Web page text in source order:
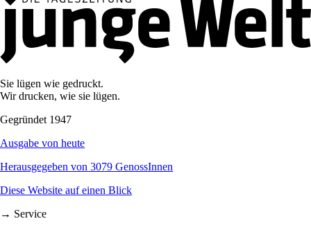
Sie lügen wie gedruckt.
Wir drucken, wie sie lügen.
Gegründet 1947
Ausgabe von heute
Herausgegeben von 3079 GenossInnen
Diese Website auf einen Blick
→ Service